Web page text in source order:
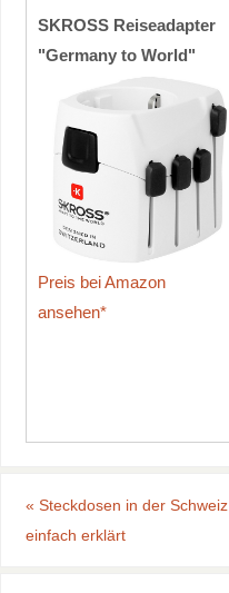
SKROSS Reiseadapter
"Germany to World"
Preis bei Amazon
ansehen*
« Steckdosen in der Schweiz
einfach erklärt